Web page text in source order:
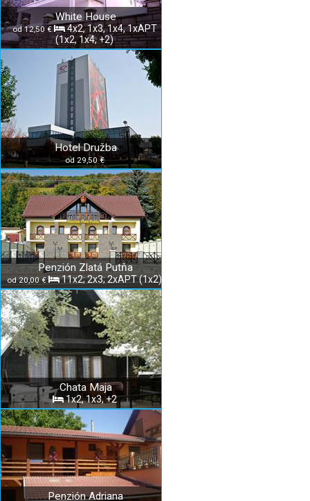
White House
od 12,50 €
4x2, 1x3, 1x4, 1xAPT
(1x2, 1x4, +2)
Hotel Družba
od 29,50 €
Penzión Zlatá Putňa
od 20,00 € 11x2; 2x3; 2xAPT (1x2)
Chata Maja
1x2, 1x3, +2
Penzión Adriana